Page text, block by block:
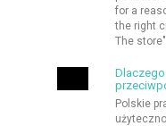
for a
the right
The
Polskie